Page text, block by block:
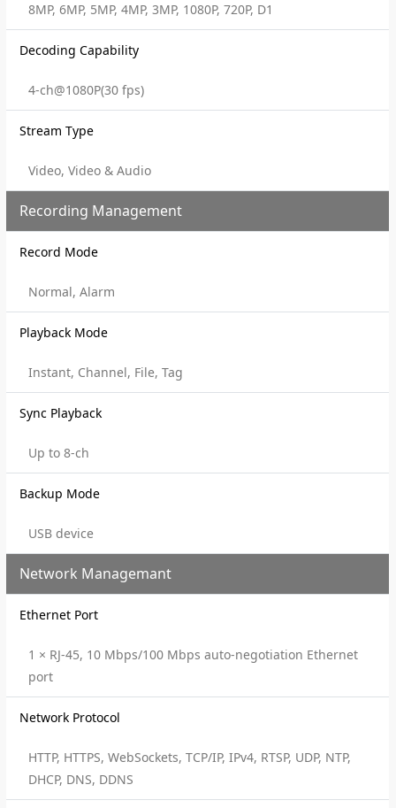
8MP, 6MP, 5MP, 4MP, 3MP, 1080P, 720P, D1
Decoding Capability
4-ch@1080P(30 fps)
Stream Type
Video, Video & Audio
Recording Management
Record Mode
Normal, Alarm
Playback Mode
Instant, Channel, File, Tag
Sync Playback
Up to 8-ch
Backup Mode
USB device
Network Managemant
Ethernet Port
1 × RJ-45, 10 Mbps/100 Mbps auto-negotiation Ethernet
port
Network Protocol
HTTP, HTTPS, WebSockets, TCP/IP, IPv4, RTSP, UDP, NTP,
DHCP, DNS, DDNS